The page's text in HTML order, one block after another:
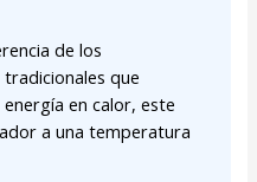
de los
que
en calor, este
a una temperatura